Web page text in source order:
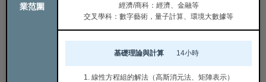
業范圍
經濟/商科：經濟、金融等
交叉學科：數字藝術，量子計算、環境大數據等
基礎理論與計算 14小時
1. 線性方程組的解法（高斯消元法、矩陣表示）